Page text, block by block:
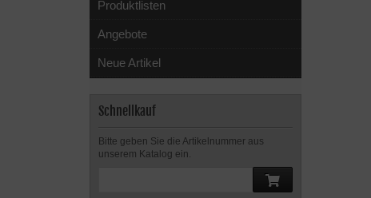
Produktlisten
Angebote
Neue Artikel
Schnellkauf
Bitte geben Sie die Artikelnummer aus
unserem Katalog ein.